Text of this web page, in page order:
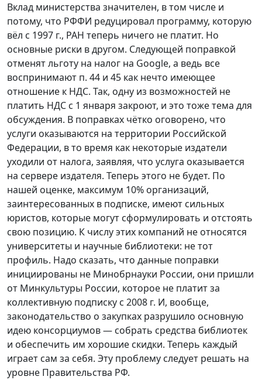
Вклад министерства значителен, в том числе и
потому, что РФФИ редуцировал программу, которую
вёл с 1997 г., РАН теперь ничего не платит. Но
основные риски в другом. Следующей поправкой
отменят льготу на налог на Google, а ведь все
воспринимают п. 44 и 45 как нечто имеющее
отношение к НДС. Так, одну из возможностей не
платить НДС с 1 января закроют, и это тоже тема для
обсуждения. В поправках чётко оговорено, что
услуги оказываются на территории Российской
Федерации, в то время как некоторые издатели
уходили от налога, заявляя, что услуга оказывается
на сервере издателя. Теперь этого не будет. По
нашей оценке, максимум 10% организаций,
заинтересованных в подписке, имеют сильных
юристов, которые могут сформулировать и отстоять
свою позицию. К числу этих компаний не относятся
университеты и научные библиотеки: не тот
профиль. Надо сказать, что данные поправки
инициированы не Минобрнауки России, они пришли
от Минкультуры России, которое не платит за
коллективную подписку с 2008 г. И, вообще,
законодательство о закупках разрушило основную
идею консорциумов — собрать средства библиотек
и обеспечить им хорошие скидки. Теперь каждый
играет сам за себя. Эту проблему следует решать на
уровне Правительства РФ.